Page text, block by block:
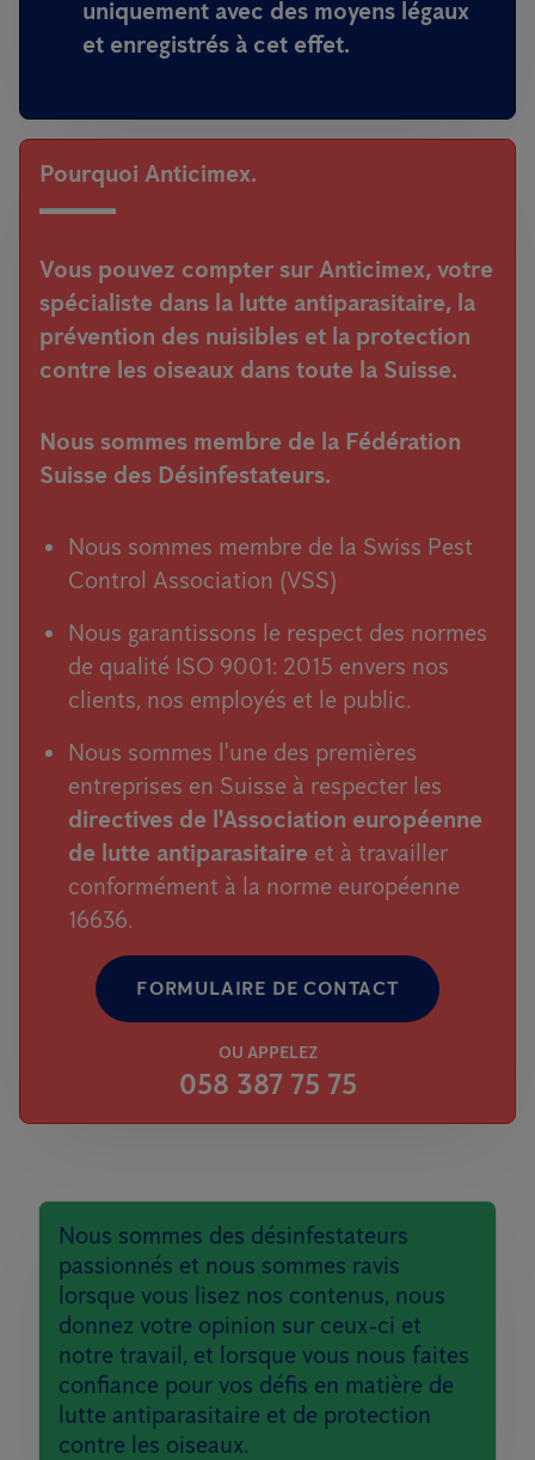
uniquement avec des moyens légaux
et enregistrés à cet effet.
Pourquoi Anticimex.
Vous pouvez compter sur Anticimex, votre
spécialiste dans la lutte antiparasitaire, la
prévention des nuisibles et la protection
contre les oiseaux dans toute la Suisse.
Nous sommes membre de la Fédération
Suisse des Désinfestateurs.
Nous sommes membre de la Swiss Pest
Control Association (VSS)
Nous garantissons le respect des normes
de qualité ISO 9001: 2015 envers nos
clients, nos employés et le public.
Nous sommes l'une des premières
entreprises en Suisse à respecter les
directives de l'Association européenne
de lutte antiparasitaire et à travailler
conformément à la norme européenne
16636.
FORMULAIRE DE CONTACT
OU APPELEZ
058 387 75 75
Nous sommes des désinfestateurs
passionnés et nous sommes ravis
lorsque vous lisez nos contenus, nous
donnez votre opinion sur ceux-ci et
notre travail, et lorsque vous nous faites
confiance pour vos défis en matière de
lutte antiparasitaire et de protection
contre les oiseaux.